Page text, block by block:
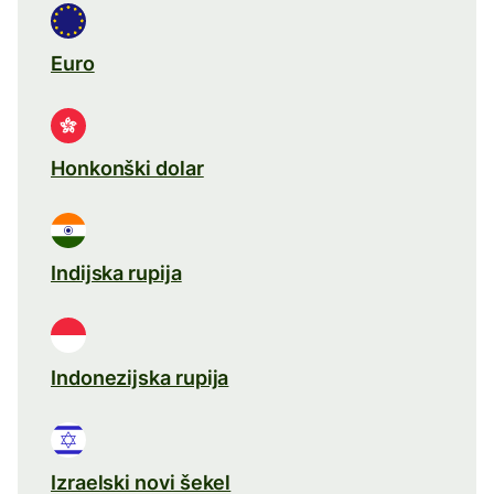
Euro
Honkonški dolar
Indijska rupija
Indonezijska rupija
Izraelski novi šekel